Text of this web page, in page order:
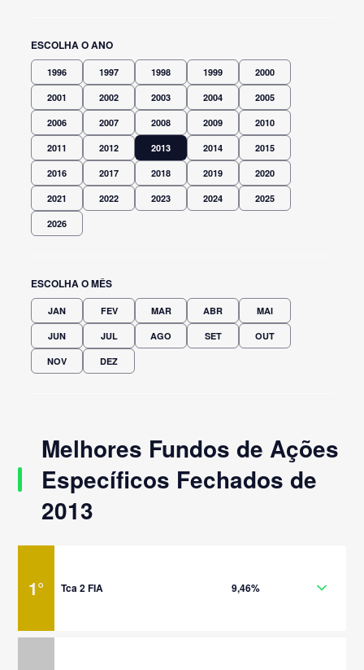
ESCOLHA O ANO
1996 1997 1998 1999 2000
2001 2002 2003 2004 2005
2006 2007 2008 2009 2010
2011 2012 2013 2014 2015
2016 2017 2018 2019 2020
2021 2022 2023 2024 2025
2026
ESCOLHA O MÊS
JAN FEV MAR ABR MAI
JUN JUL AGO SET OUT
NOV DEZ
Melhores Fundos de Ações
Específicos Fechados de
2013
1° Tca 2 FIA 9,46%